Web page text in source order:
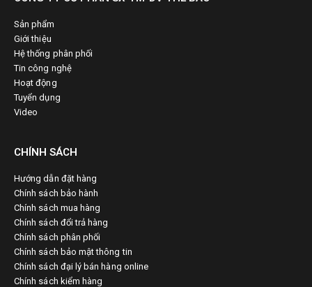
Sản phẩm
Giới thiệu
Hệ thống phân phối
Tin công nghệ
Hoạt động
Tuyển dụng
Video
CHÍNH SÁCH
Hướng dẫn đặt hàng
Chính sách bảo hành
Chính sách mua hàng
Chính sách đổi trả hàng
Chính sách phân phối
Chính sách bảo mật thông tin
Chính sách đại lý bán hàng online
Chính sách kiểm hàng